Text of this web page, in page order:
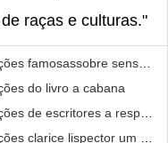
raças e culturas."
famosassobre senso
do livro a cabana
de escritores a respeito
clarice lispector um